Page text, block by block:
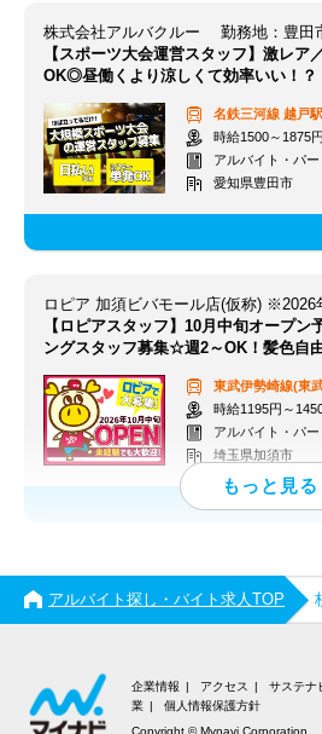
株式会社アルバクルー 勤務地：豊田
【スポーツ大会運営スタッフ】激レア
OK◎昼働くより涼しくて効率いい！？
名鉄三河線 越戸駅
時給1500～1875
アルバイト・パー
愛知県豊田市
【ロピアスタッフ】10月中旬オープン
ングスタッフ募集☆週2～OK！髪色自
東武伊勢崎線(東
時給1195円～1450円(
アルバイト・パー
埼玉県加須市
アルバイト探し・バイト求人TOP
企業情報 アクセス サステナ
業
個人情報保護方針
Copyright © Mynavi Corporation